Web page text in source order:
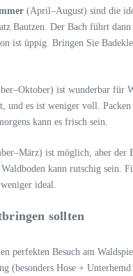
(April–August) sind die
Bautzen. Der Bach führt dann
ist üppig. Bringen Sie
ist wunderbar für
und es ist weniger voll.
kann es frisch sein.
ist möglich, aber der
Waldboden kann rutschig sein.
ideal.
sollten
perfekten Besuch am
(besonders Hose +